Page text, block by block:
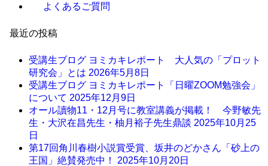
よくあるご質問
最近の投稿
受講生ブログ ヨミカキレポート 大人気の「プロット
研究会」とは 2026年5月8日
受講生ブログ ヨミカキレポート「日曜ZOOM勉強会」
について 2025年12月9日
オール讀物11・12月号に教室講義が掲載！ 今野敏先
生・大沢在昌先生・柚月裕子先生鼎談 2025年10月25
日
第17回角川春樹小説賞受賞、坂井のどかさん「砂上の
王国」絶賛発売中！ 2025年10月20日